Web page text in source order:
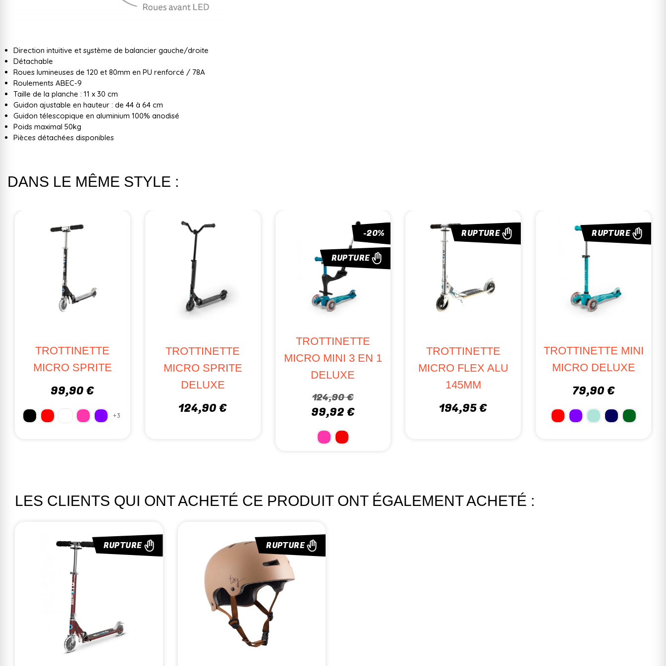
Direction intuitive et système de balancier gauche/droite
Détachable
Roues lumineuses de 120 et 80mm en PU renforcé / 78A
Roulements ABEC-9
Taille de la planche : 11 x 30 cm
Guidon ajustable en hauteur : de 44 à 64 cm
Guidon télescopique en aluminium 100% anodisé
Poids maximal 50kg
Pièces détachées disponibles
DANS LE MÊME STYLE :
SPRITE
TROTTINETTE
MICRO SPRITE
RUPTURE
TROTTINETTE
MICRO MINI 3 EN 1
RUPTURE
TROTTINETTE
MICRO FLEX ALU
RUPTURE
TROTTINETTE MINI
MICRO DELUXE
LES CLIENTS QUI ONT ACHETÉ CE PRODUIT ONT ÉGALEMENT ACHETÉ :
RUPTURE RUPTURE